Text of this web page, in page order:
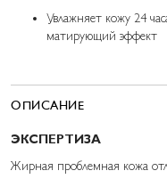
Увлажняет кожу 24
матирующий эффект
ОПИСАНИЕ
ЭКСПЕРТИЗА
Жирная проблемная кожа